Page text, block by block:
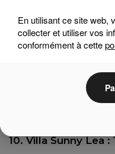
8. Église Saint-
9. Magasin général
10. Villa Sunny Lea :
En utilisant ce site web,
collecter et utiliser vos
conformément à cette